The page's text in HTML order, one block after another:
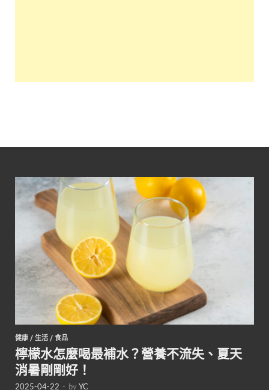
健康 / 生活 / 食品
檸檬水怎麼喝最補水？營養不流失、夏天
消暑剛剛好！
2025-04-22 - byYC